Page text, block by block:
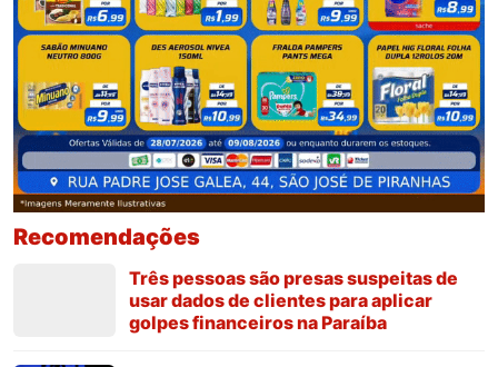
Recomendações
Três pessoas são presas suspeitas de
usar dados de clientes para aplicar
golpes financeiros na Paraíba